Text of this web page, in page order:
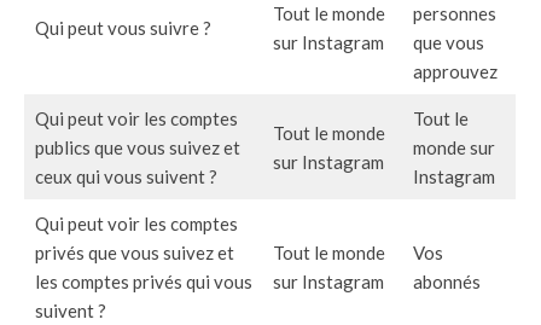
Qui peut vous suivre ?
Tout le monde
sur Instagram
personnes
que vous
approuvez
Qui peut voir les comptes
publics que vous suivez et
ceux qui vous suivent ?
Tout le monde
sur Instagram
Tout le
monde sur
Instagram
Qui peut voir les comptes
privés que vous suivez et
les comptes privés qui vous
suivent ?
Tout le monde
sur Instagram
Vos
abonnés